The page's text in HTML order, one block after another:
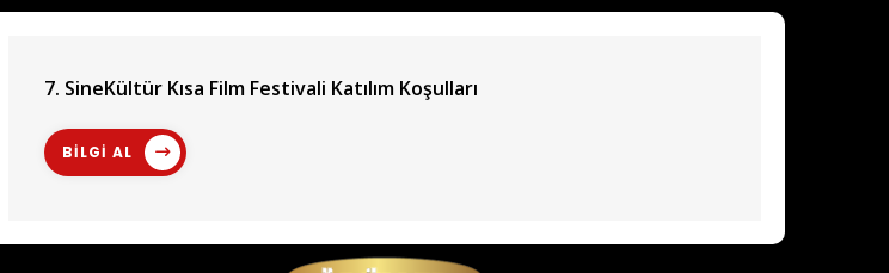
7. SineKültür Kısa Film Festivali Katılım Koşulları
BİLGİ AL